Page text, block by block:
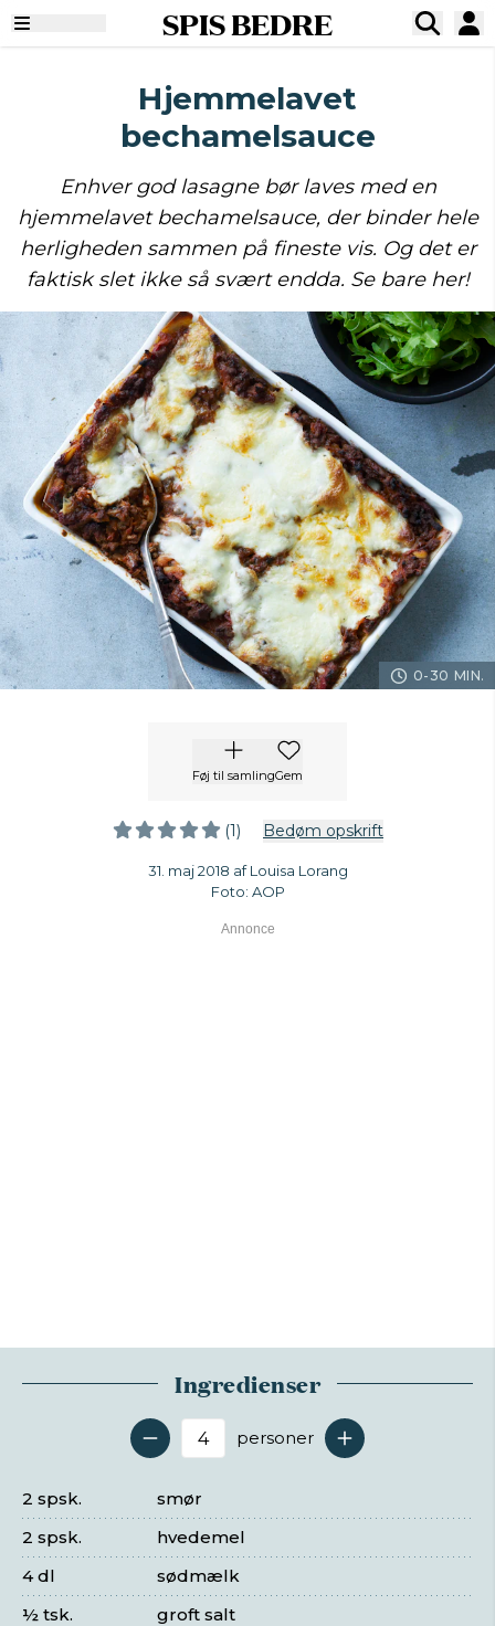
SPIS BEDRE
Hjemmelavet
bechamelsauce
Enhver god lasagne bør laves med en
hjemmelavet bechamelsauce, der binder hele
herligheden sammen på fineste vis. Og det er
faktisk slet ikke så svært endda. Se bare her!
0-30 MIN.
Føj til samlingGem
(1) Bedøm opskrift
31. maj 2018 af Louisa Lorang
Foto: AOP
Ingredienser
Antal serveringer
personer
smør
2 spsk.
hvedemel
2 spsk.
sødmælk
4 dl
groft salt
½ tsk.